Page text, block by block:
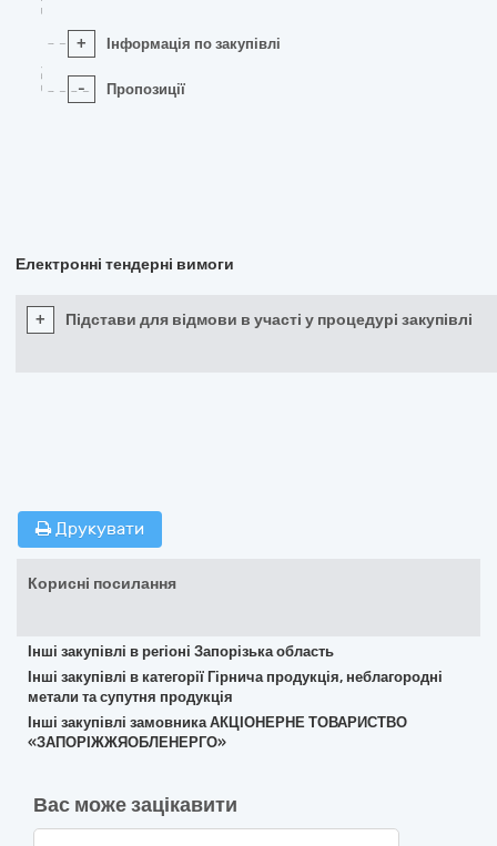
+ Інформація по закупівлі
- Пропозиції
Електронні тендерні вимоги
+ Підстави для відмови в участі у процедурі закупівлі
Друкувати
Корисні посилання
Інші закупівлі в регіоні Запорізька область
Інші закупівлі в категорії Гірнича продукція, неблагородні
метали та супутня продукція
Інші закупівлі замовника АКЦІОНЕРНЕ ТОВАРИСТВО
«ЗАПОРІЖЖЯОБЛЕНЕРГО»
Вас може зацікавити